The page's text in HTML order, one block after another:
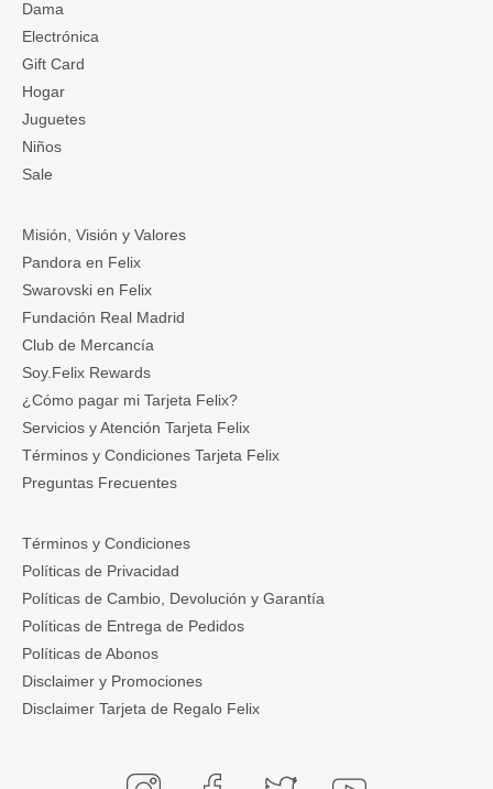
Dama
Electrónica
Gift Card
Hogar
Juguetes
Niños
Sale
Misión, Visión y Valores
Pandora en Felix
Swarovski en Felix
Fundación Real Madrid
Club de Mercancía
Soy.Felix Rewards
¿Cómo pagar mi Tarjeta Felix?
Servicios y Atención Tarjeta Felix
Términos y Condiciones Tarjeta Felix
Preguntas Frecuentes
Términos y Condiciones
Políticas de Privacidad
Políticas de Cambio, Devolución y Garantía
Políticas de Entrega de Pedidos
Políticas de Abonos
Disclaimer y Promociones
Disclaimer Tarjeta de Regalo Felix